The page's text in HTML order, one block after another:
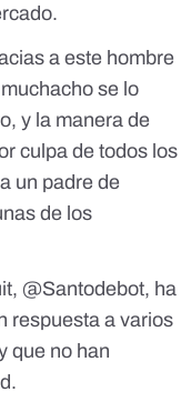
a este hombre
se lo
y la manera de
culpa de todos los
un padre de
de los
@Santodebot, ha
respuesta a varios
que no han